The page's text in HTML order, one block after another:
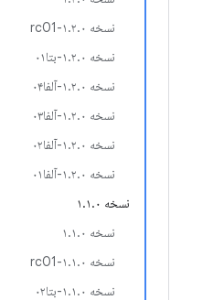
نسخه ۱.۲.۰-rc01
نسخه ۱.۲.۰-بتا۰۱
نسخه ۱.۲.۰-آلفا۰۴
نسخه ۱.۲.۰-آلفا۰۳
نسخه ۱.۲.۰-آلفا۰۲
نسخه ۱.۲.۰-آلفا۰۱
نسخه ۱.۱.۰
نسخه ۱.۱.۰
نسخه ۱.۱.۰-rc01
نسخه ۱.۱.۰-بتا۰۲